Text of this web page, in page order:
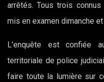
arrêtés. Tous trois
mis en examen dimanche
L’enquête est confiée
territoriale de police
faire toute la lumière sur